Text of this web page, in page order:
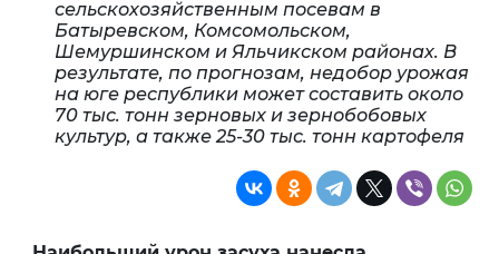
сельскохозяйственным посевам в
Батыревском, Комсомольском,
Шемуршинском и Яльчикском районах. В
результате, по прогнозам, недобор урожая
на юге республики может составить около
70 тыс. тонн зерновых и зернобобовых
культур, а также 25-30 тыс. тонн картофеля